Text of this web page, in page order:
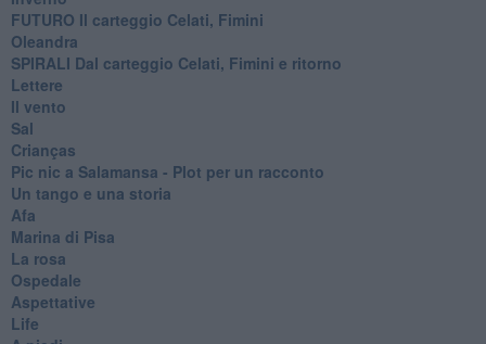
FUTURO Il carteggio Celati, Fimini
Oleandra
SPIRALI Dal carteggio Celati, Fimini e ritorno
Lettere
Il vento
Sal
Crianças
Pic nic a Salamansa - Plot per un racconto
Un tango e una storia
Afa
Marina di Pisa
La rosa
Ospedale
Aspettative
Life